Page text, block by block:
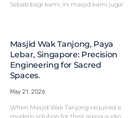
Sebab bagi kami, ini masjid kami juga!
Masjid Wak Tanjong, Paya
Lebar, Singapore: Precision
Engineering for Sacred
Spaces.
May 21, 2026
When Masjid Wak Tanjong required a
modern solution for their aging audio